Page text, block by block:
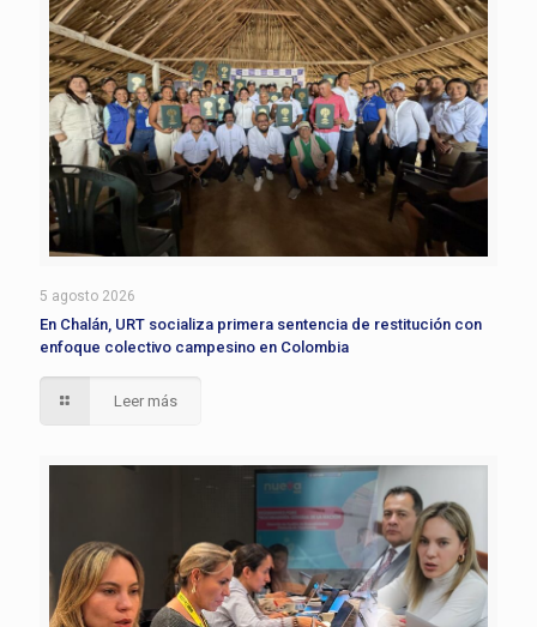
5 agosto 2026
En Chalán, URT socializa primera sentencia de restitución con
enfoque colectivo campesino en Colombia
Leer más